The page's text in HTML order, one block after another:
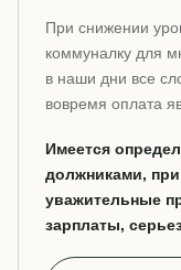
При снижении
коммуналку для
в наши дни все
вовремя оплата
Имеется
должниками,
уважительные
зарплаты,